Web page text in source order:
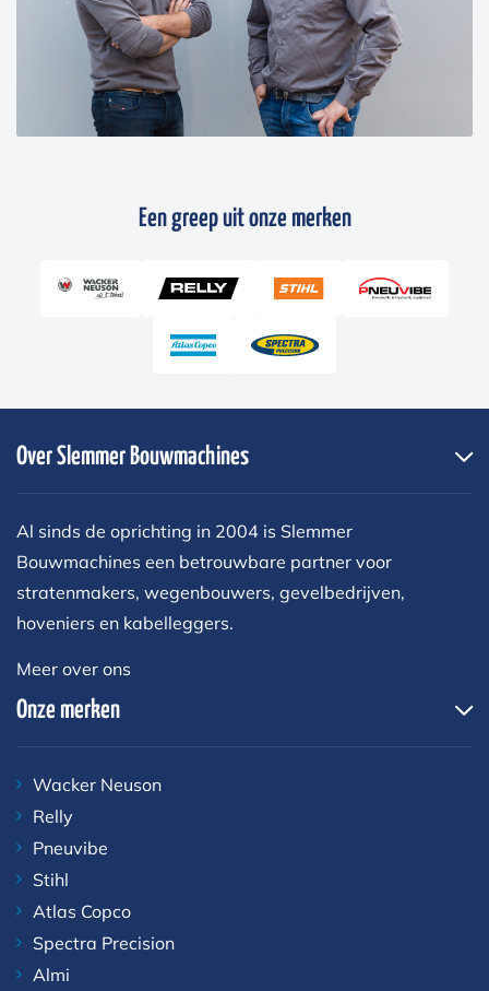
Een greep uit onze merken
Over Slemmer Bouwmachines
Al sinds de oprichting in 2004 is Slemmer
Bouwmachines een betrouwbare partner voor
stratenmakers, wegenbouwers, gevelbedrijven,
hoveniers en kabelleggers.
Meer over ons
Onze merken
Wacker Neuson
Relly
Pneuvibe
Stihl
Atlas Copco
Spectra Precision
Almi